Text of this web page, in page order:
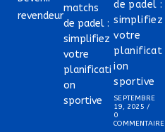
revendeur
de padel :
simplifiez
votre
planificat
ion
sportive
SEPTEMBRE
19, 2025 /
0
COMMENTAIRE